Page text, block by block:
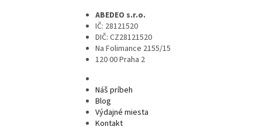
ABEDEO s.r.o.
IČ: 28121520
DIČ: CZ28121520
Na Folimance 2155/15
120 00 Praha 2
Náš príbeh
Blog
Výdajné miesta
Kontakt